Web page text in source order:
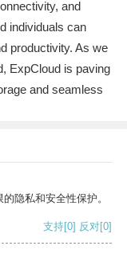
and
individuals can
productivity. As we
ExpCloud is paving
and seamless
隐私和安全性保护。
支持[0] 反对[0]